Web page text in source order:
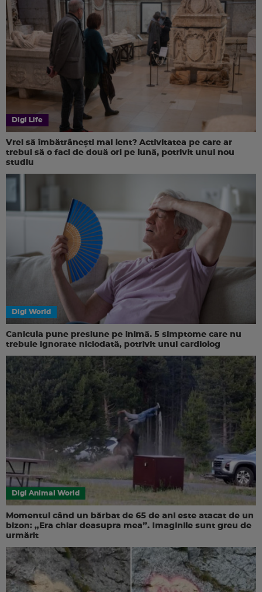
Digi Life
Vrei să îmbătrânești mai lent? Activitatea pe care ar
trebui să o faci de două ori pe lună, potrivit unui nou
studiu
Digi World
Canicula pune presiune pe inimă. 5 simptome care nu
trebuie ignorate niciodată, potrivit unui cardiolog
Digi Animal World
Momentul când un bărbat de 65 de ani este atacat de un
bizon: „Era chiar deasupra mea”. Imaginile sunt greu de
urmărit